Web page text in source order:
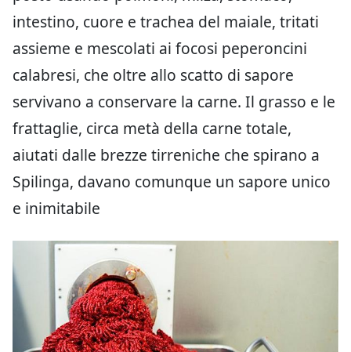
intestino, cuore e trachea del maiale, tritati
assieme e mescolati ai focosi peperoncini
calabresi, che oltre allo scatto di sapore
servivano a conservare la carne. Il grasso e le
frattaglie, circa metà della carne totale,
aiutati dalle brezze tirreniche che spirano a
Spilinga, davano comunque un sapore unico
e inimitabile